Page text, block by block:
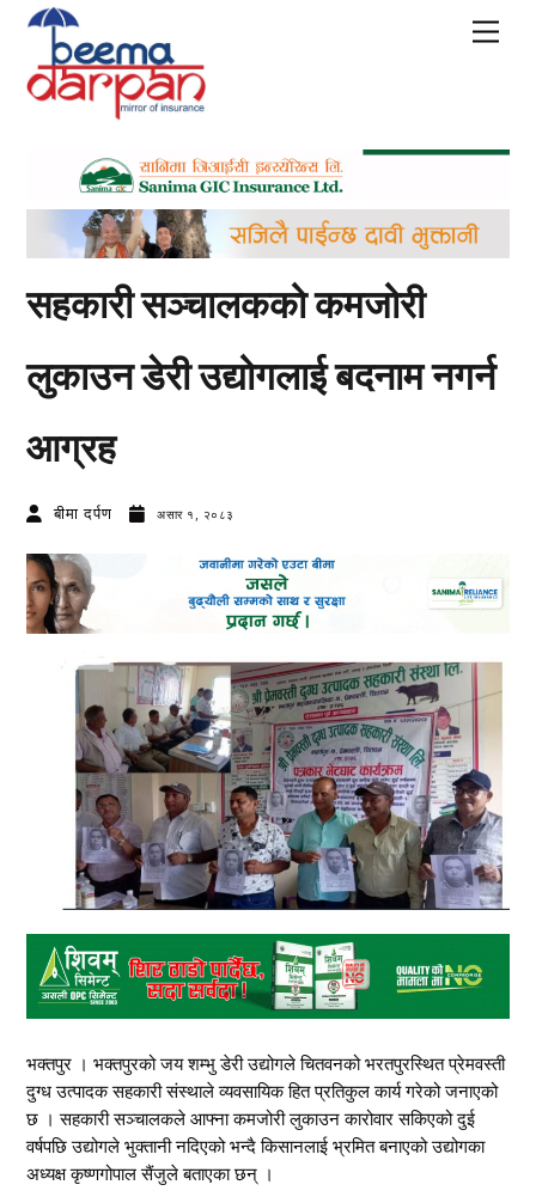
Skip
content
सहकारी सञ्चालकको कमजोरी
लुकाउन डेरी उद्योगलाई बदनाम नगर्न
आग्रह
बीमा दर्पण असार १, २०८३
भक्तपुर । भक्तपुरको जय शम्भु डेरी उद्योगले चितवनको भरतपुरस्थित प्रेमवस्ती
दुग्ध उत्पादक सहकारी संस्थाले व्यवसायिक हित प्रतिकुल कार्य गरेको जनाएको
छ । सहकारी सञ्चालकले आफ्ना कमजोरी लुकाउन कारोवार सकिएको दुई
वर्षपछि उद्योगले भुक्तानी नदिएको भन्दै किसानलाई भ्रमित बनाएको उद्योगका
अध्यक्ष कृष्णगोपाल सैंजुले बताएका छन् ।